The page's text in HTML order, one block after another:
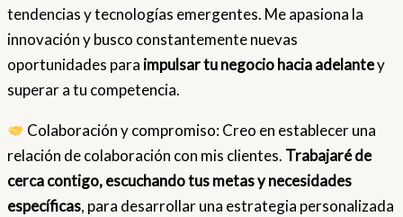
tendencias y tecnologías emergentes. Me apasiona la
innovación y busco constantemente nuevas
oportunidades para impulsar tu negocio hacia adelantey
superar a tu competencia.
Colaboración y compromiso: Creo en establecer una
relación de colaboración con mis clientes. Trabajaré de
cerca contigo, escuchando tus metas y necesidades
específicas, para desarrollar una estrategia personalizada